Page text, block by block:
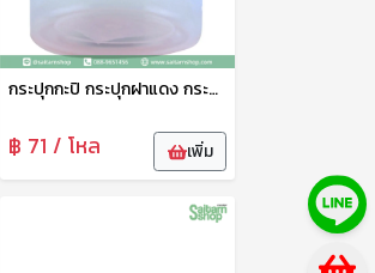
กระปุกกะปิ กระปุกฝาแดง กระปุกพลาสติก กระปุกฝาเกลียว กระปุกเครื่องปรุง No.636 ดาว
฿ 71 / โหล เพิ่ม